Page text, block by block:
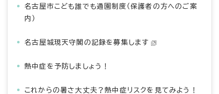
名古屋市こども誰でも通園制度（保護者の方へのご案
内）
名古屋城現天守閣の記録を募集します
熱中症を予防しましょう！
これからの暑さ大丈夫？熱中症リスクを見てみよう！